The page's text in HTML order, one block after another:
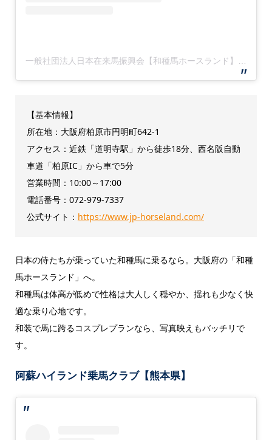
【基本情報】
所在地：大阪府柏原市円明町642-1​
アクセス：​近鉄「道明寺駅」から徒歩18分、西名阪自動
車道「柏原IC」から車で5分
営業時間：10:00～17:00
電話番号：072-979-7337
公式サイト： https://www.jp-horseland.com/
日本の侍たちが乗っていた和種馬に乗るなら。大阪府の「和種
馬ホースランド」へ。
和種馬は体高が低めで性格は大人しく穏やか、揺れも少なく快
適な乗り心地です。
和装で馬に跨るコスプレプランなら、写真映えもバッチリで
す。
阿蘇ハイランド乗馬クラブ【熊本県】